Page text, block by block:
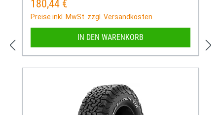
Regulärer Preis:
180,44 €
Preise inkl. MwSt. zzgl. Versandkosten
IN DEN WARENKORB